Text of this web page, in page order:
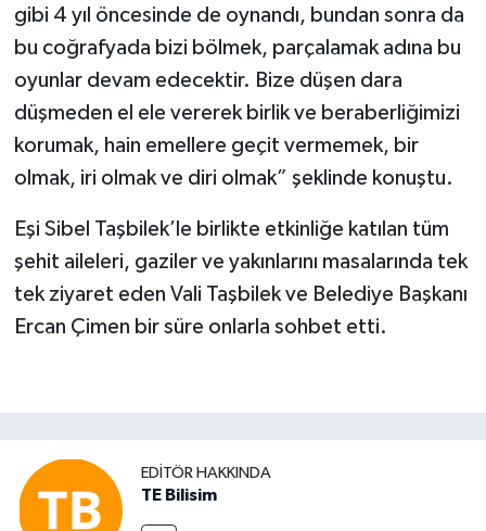
gibi 4 yıl öncesinde de oynandı, bundan sonra da
bu coğrafyada bizi bölmek, parçalamak adına bu
oyunlar devam edecektir. Bize düşen dara
düşmeden el ele vererek birlik ve beraberliğimizi
korumak, hain emellere geçit vermemek, bir
olmak, iri olmak ve diri olmak” şeklinde konuştu.
Eşi Sibel Taşbilek’le birlikte etkinliğe katılan tüm
şehit aileleri, gaziler ve yakınlarını masalarında tek
tek ziyaret eden Vali Taşbilek ve Belediye Başkanı
Ercan Çimen bir süre onlarla sohbet etti.
EDITÖR HAKKINDA
TE Bilisim